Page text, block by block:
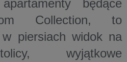
będące
Collection, to
piersiach widok na
wyjątkowe